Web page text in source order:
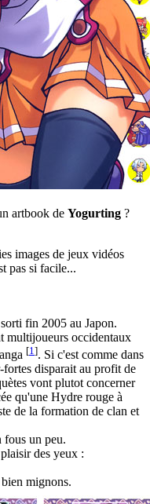
artbook de Yogurting ?
images de jeux vidéos
pas si facile...
fin 2005 au Japon.
multijoueurs occidentaux
[1]. Si c'est comme dans
fortes disparait au profit de
vont plutot concerner
qu'une Hydre rouge à
de la formation de clan et
fous un peu.
des yeux :
mignons.